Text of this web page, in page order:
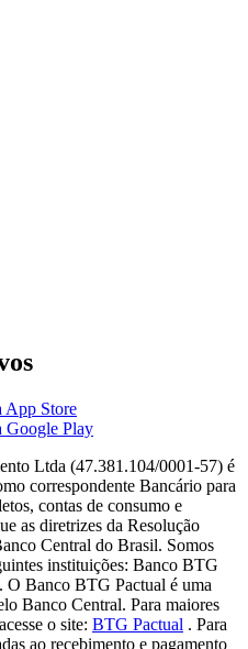
Ltda (47.381.104/0001-57) é
correspondente Bancário para
contas de consumo e
as diretrizes da Resolução
Central do Brasil. Somos
instituições: Banco BTG
Banco BTG Pactual é uma
Banco Central. Para maiores
o site: BTG Pactual . Para
ao recebimento e pagamento